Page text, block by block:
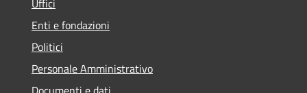
Uffici
Enti e fondazioni
Politici
Personale Amministrativo